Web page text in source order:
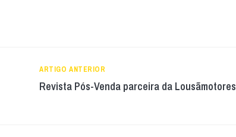
ARTIGO ANTERIOR
Revista Pós-Venda parceira da Lousãmotores